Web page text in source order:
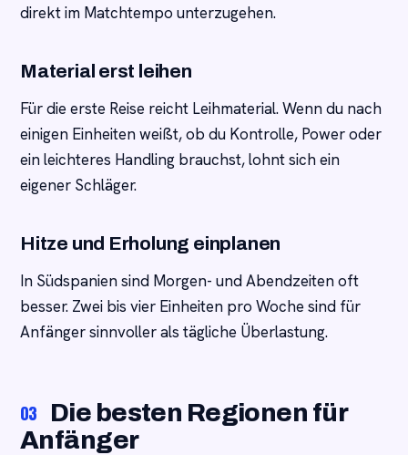
direkt im Matchtempo unterzugehen.
Material erst leihen
Für die erste Reise reicht Leihmaterial. Wenn du nach
einigen Einheiten weißt, ob du Kontrolle, Power oder
ein leichteres Handling brauchst, lohnt sich ein
eigener Schläger.
Hitze und Erholung einplanen
In Südspanien sind Morgen- und Abendzeiten oft
besser. Zwei bis vier Einheiten pro Woche sind für
Anfänger sinnvoller als tägliche Überlastung.
03
Die besten Regionen für
Anfänger